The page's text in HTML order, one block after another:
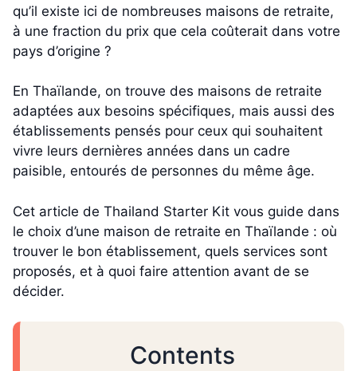
qu’il existe ici de nombreuses maisons de retraite,
à une fraction du prix que cela coûterait dans votre
pays d’origine ?
En Thaïlande, on trouve des maisons de retraite
adaptées aux besoins spécifiques, mais aussi des
établissements pensés pour ceux qui souhaitent
vivre leurs dernières années dans un cadre
paisible, entourés de personnes du même âge.
Cet article de Thailand Starter Kit vous guide dans
le choix d’une maison de retraite en Thaïlande : où
trouver le bon établissement, quels services sont
proposés, et à quoi faire attention avant de se
décider.
Contents